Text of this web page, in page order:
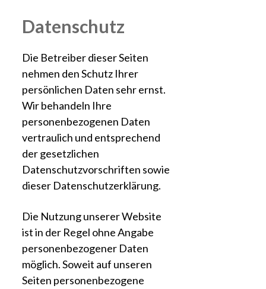
Datenschutz
Die Betreiber dieser Seiten
nehmen den Schutz Ihrer
persönlichen Daten sehr ernst.
Wir behandeln Ihre
personenbezogenen Daten
vertraulich und entsprechend
der gesetzlichen
Datenschutzvorschriften sowie
dieser Datenschutzerklärung.
Die Nutzung unserer Website
ist in der Regel ohne Angabe
personenbezogener Daten
möglich. Soweit auf unseren
Seiten personenbezogene